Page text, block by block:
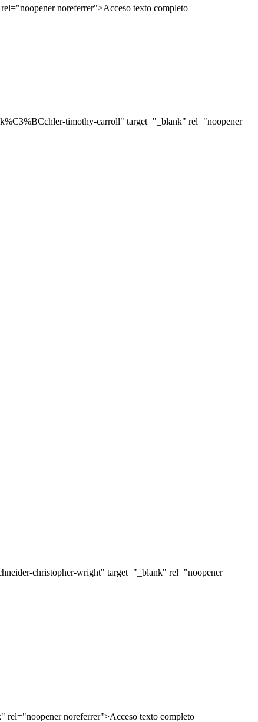
noreferrer">Acceso texto completo
timothy-carroll" target="_blank" rel="noopener
christopher-wright" target="_blank" rel="noopener
noreferrer">Acceso texto completo